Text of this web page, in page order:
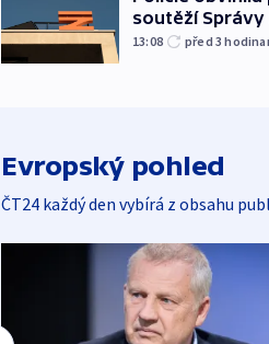
soutěží Správy
13:08 před 3
Evropský pohled
ČT24 každý den vybírá z obsahu